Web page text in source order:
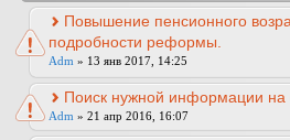
Повышение пенсионного
подробности реформы.
Adm » 13 янв 2017, 14:25
Поиск нужной информации на
Adm » 21 апр 2016, 16:07